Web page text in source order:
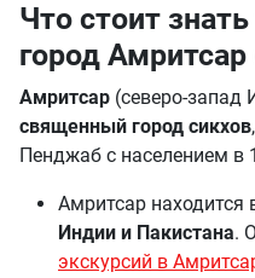
Что стоит
город
Амритсар (северо-
священный город сикхов
Пенджаб с населением в
Амритсар находится
Индии и Пакистана.
экскурсий в